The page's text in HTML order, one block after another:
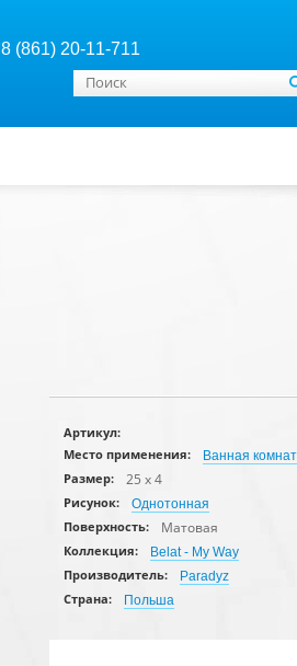
8 (861) 20-11-711
Форма поиска
Поиск
Артикул:
Место применения:
Ванная
Размер:
25 x 4
Рисунок:
Однотонная
Поверхность:
Матовая
Коллекция:
Belat - My Way
Производитель:
Paradyz
Страна:
Польша